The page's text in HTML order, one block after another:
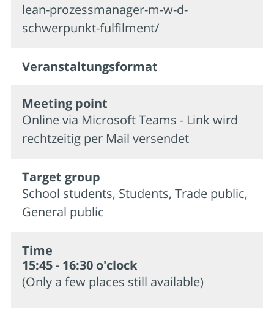
lean-prozessmanager-m-w-d-
schwerpunkt-fulfilment/
Veran­staltungs­format
Meeting point
Online via Microsoft Teams - Link wird
rechtzeitig per Mail versendet
Target group
School students, Students, Trade public,
General public
Time
15:45 - 16:30 o'clock
(Only a few places still available)